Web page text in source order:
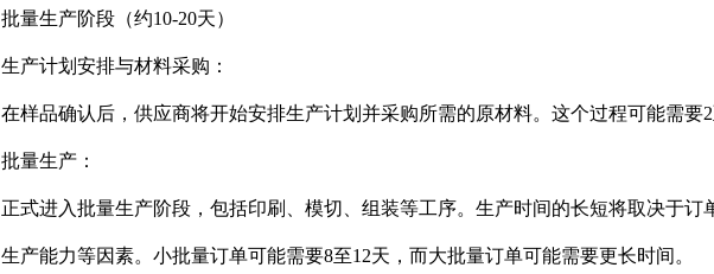
批量生产阶段（约10-20天）
生产计划安排与材料采购：
在样品确认后，供应商将开始安排生产计划并采购所需的原材料。这个过程可能需要2
批量生产：
正式进入批量生产阶段，包括印刷、模切、组装等工序。生产时间的长短将取决于
生产能力等因素。小批量订单可能需要8至12天，而大批量订单可能需要更长时间。